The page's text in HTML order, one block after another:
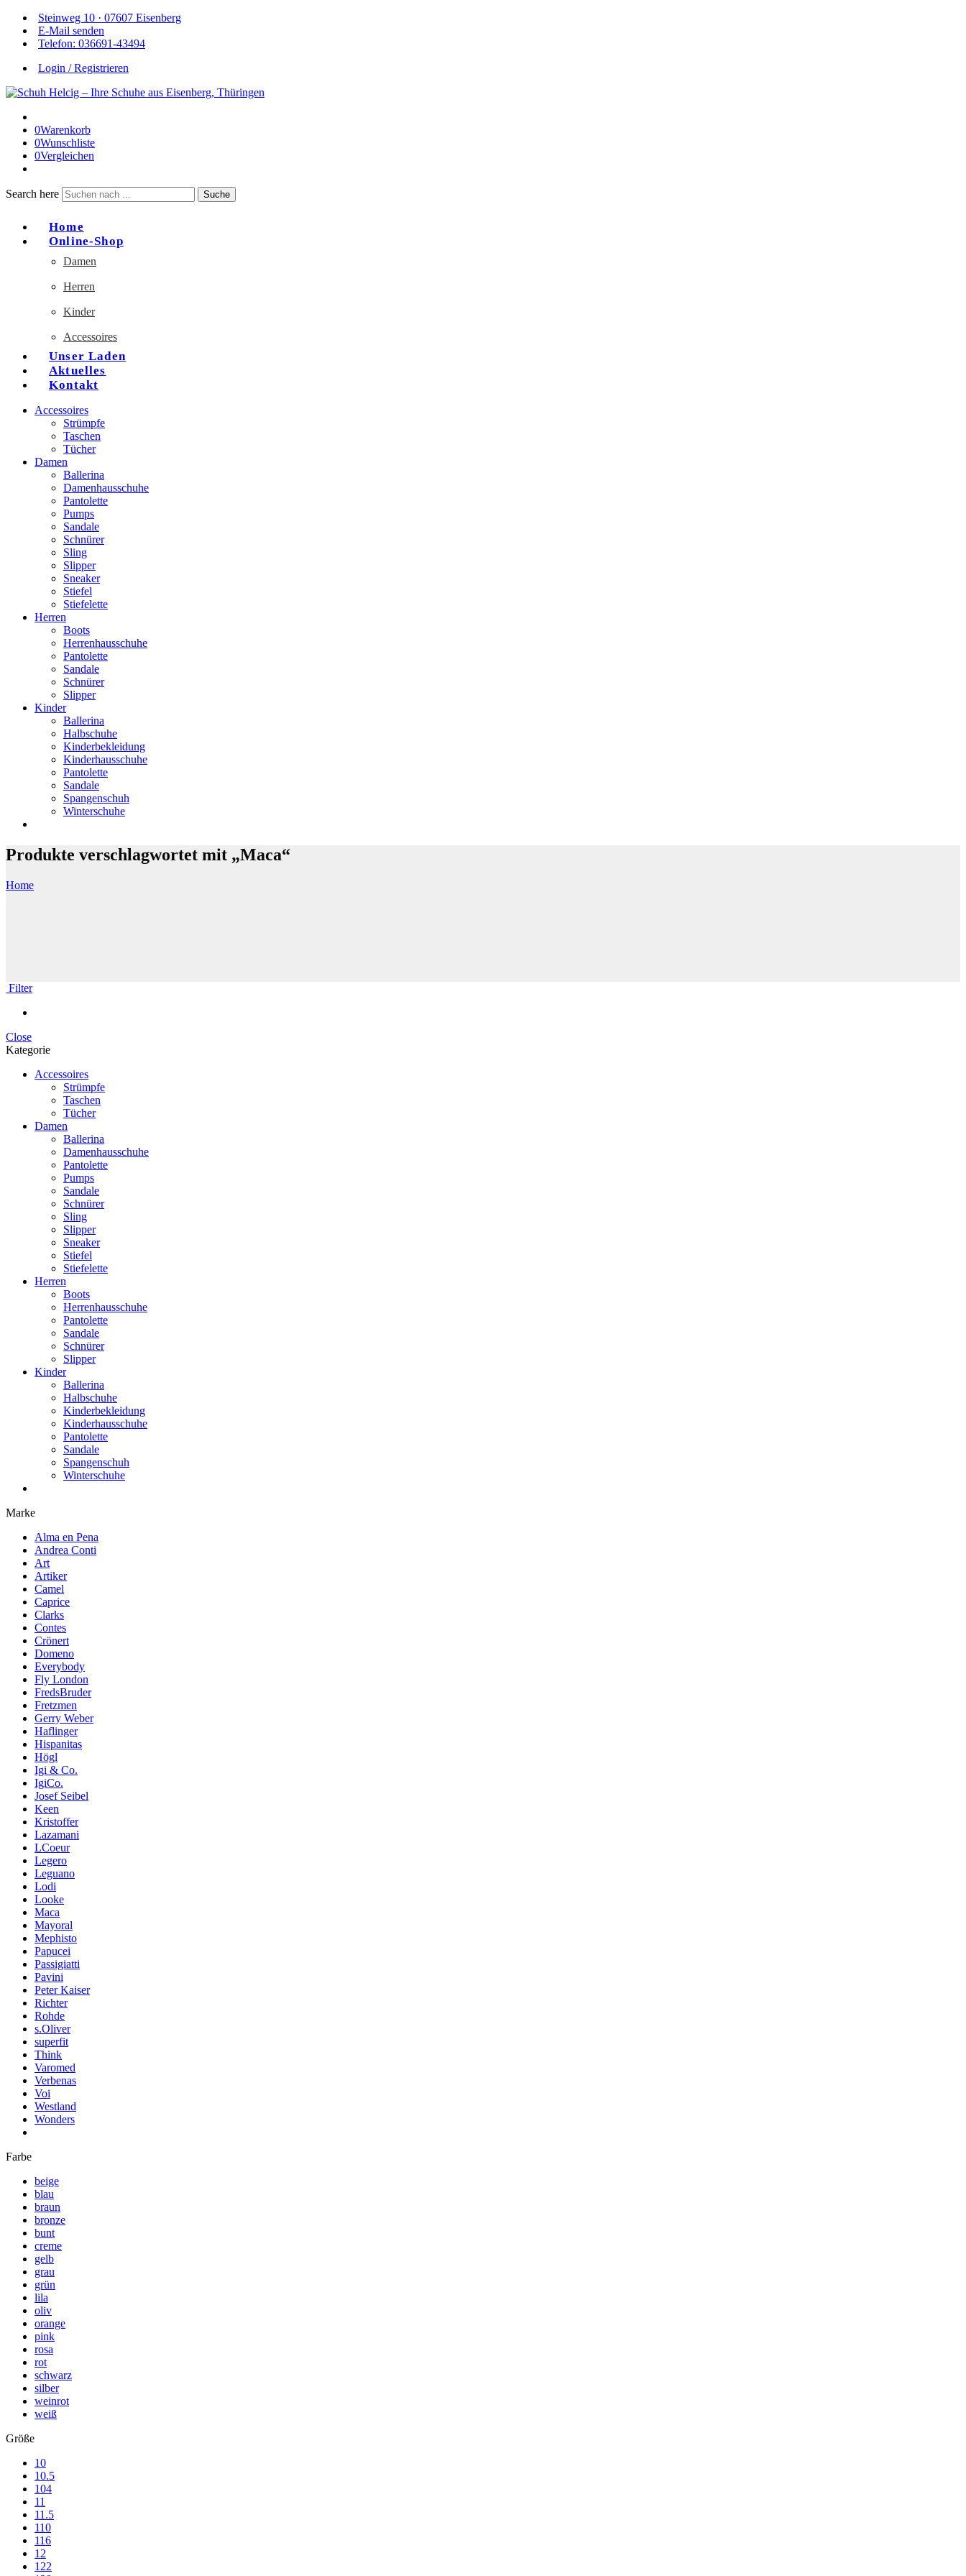
Steinweg 10 · 07607 Eisenberg
E-Mail senden
Telefon: 036691-43494
Login / Registrieren
0Warenkorb
0Wunschliste
0Vergleichen
Search here Suche
Home
Online-Shop
Damen
Herren
Kinder
Accessoires
Unser Laden
Aktuelles
Kontakt
Accessoires
Strümpfe
Taschen
Tücher
Damen
Ballerina
Damenhausschuhe
Pantolette
Pumps
Sandale
Schnürer
Sling
Slipper
Sneaker
Stiefel
Stiefelette
Herren
Boots
Herrenhausschuhe
Pantolette
Sandale
Schnürer
Slipper
Kinder
Ballerina
Halbschuhe
Kinderbekleidung
Kinderhausschuhe
Pantolette
Sandale
Spangenschuh
Winterschuhe
Produkte verschlagwortet mit „Maca“
Home
Filter
Close
Kategorie
Accessoires
Strümpfe
Taschen
Tücher
Damen
Ballerina
Damenhausschuhe
Pantolette
Pumps
Sandale
Schnürer
Sling
Slipper
Sneaker
Stiefel
Stiefelette
Herren
Boots
Herrenhausschuhe
Pantolette
Sandale
Schnürer
Slipper
Kinder
Ballerina
Halbschuhe
Kinderbekleidung
Kinderhausschuhe
Pantolette
Sandale
Spangenschuh
Winterschuhe
Marke
Alma en Pena
Andrea Conti
Art
Artiker
Camel
Caprice
Clarks
Contes
Crönert
Domeno
Everybody
Fly London
FredsBruder
Fretzmen
Gerry Weber
Haflinger
Hispanitas
Högl
Igi & Co.
IgiCo.
Josef Seibel
Keen
Kristoffer
Lazamani
LCoeur
Legero
Leguano
Lodi
Looke
Maca
Mayoral
Mephisto
Papucei
Passigiatti
Pavini
Peter Kaiser
Richter
Rohde
s.Oliver
superfit
Think
Varomed
Verbenas
Voi
Westland
Wonders
Farbe
beige
blau
braun
bronze
bunt
creme
gelb
grau
grün
lila
oliv
orange
pink
rosa
rot
schwarz
silber
weinrot
weiß
Größe
10
10.5
104
11
11.5
110
116
12
122